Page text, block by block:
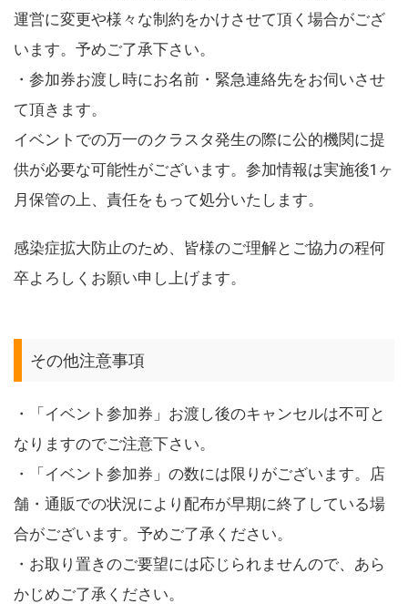
運営に変更や様々な制約をかけさせて頂く場合がござ
います。予めご了承下さい。
・参加券お渡し時にお名前・緊急連絡先をお伺いさせ
て頂きます。
イベントでの万一のクラスタ発生の際に公的機関に提
供が必要な可能性がございます。参加情報は実施後1ヶ
月保管の上、責任をもって処分いたします。
感染症拡大防止のため、皆様のご理解とご協力の程何
卒よろしくお願い申し上げます。
その他注意事項
・「イベント参加券」お渡し後のキャンセルは不可と
なりますのでご注意下さい。
・「イベント参加券」の数には限りがございます。店
舗・通販での状況により配布が早期に終了している場
合がございます。予めご了承ください。
・お取り置きのご要望には応じられませんので、あら
かじめご了承ください。